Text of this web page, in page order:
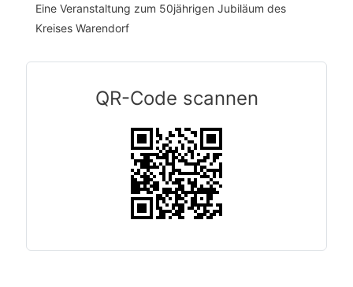
Eine Veranstaltung zum 50jährigen Jubiläum des
Kreises Warendorf
QR-Code scannen